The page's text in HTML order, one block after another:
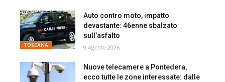
TOSCANA
Auto contro moto, impatto
devastante: 46enne sbalzato
sull’asfalto
9 Agosto 2026
Nuove telecamere a Pontedera,
ecco tutte le zone interessate: dalle